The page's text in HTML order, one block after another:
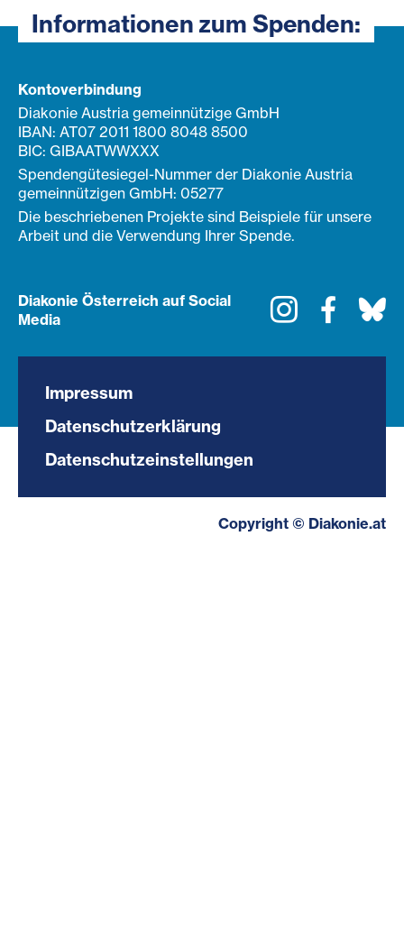
Informationen zum Spenden:
Kontoverbindung
Diakonie Austria gemeinnützige GmbH
IBAN: AT07 2011 1800 8048 8500
BIC: GIBAATWWXXX
Spendengütesiegel-Nummer der Diakonie Austria
gemeinnützigen GmbH: 05277
Die beschriebenen Projekte sind Beispiele für unsere
Arbeit und die Verwendung Ihrer Spende.
Diakonie Österreich auf Social
Media
Instagram
Impressum
Datenschutzerklärung
Datenschutzeinstellungen
Copyright © Diakonie.at